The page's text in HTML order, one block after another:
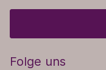
Folge uns